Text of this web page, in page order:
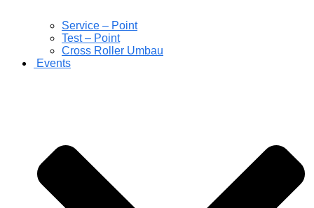
Service – Point
Test – Point
Cross Roller Umbau
Events